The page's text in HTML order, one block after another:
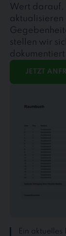
Wert darauf,
aktualisieren
stellen wir
JETZT
Ein